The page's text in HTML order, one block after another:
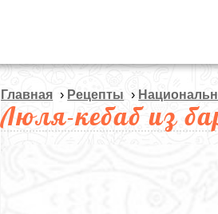
Главная › Рецепты ›
Люля-кебаб из